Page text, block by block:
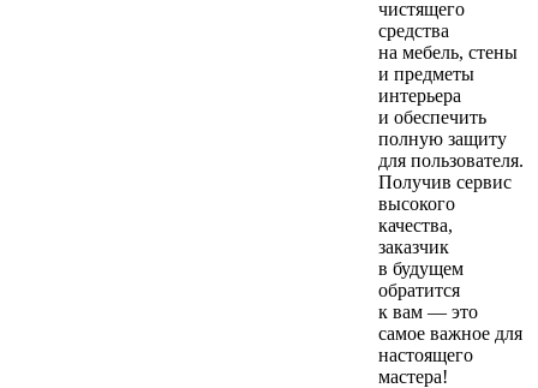
чистящего
средства
на мебель, стены
и предметы
интерьера
и обеспечить
полную защиту
для пользователя.
Получив сервис
высокого
качества,
заказчик
в будущем
обратится
к вам — это
самое важное для
настоящего
мастера!